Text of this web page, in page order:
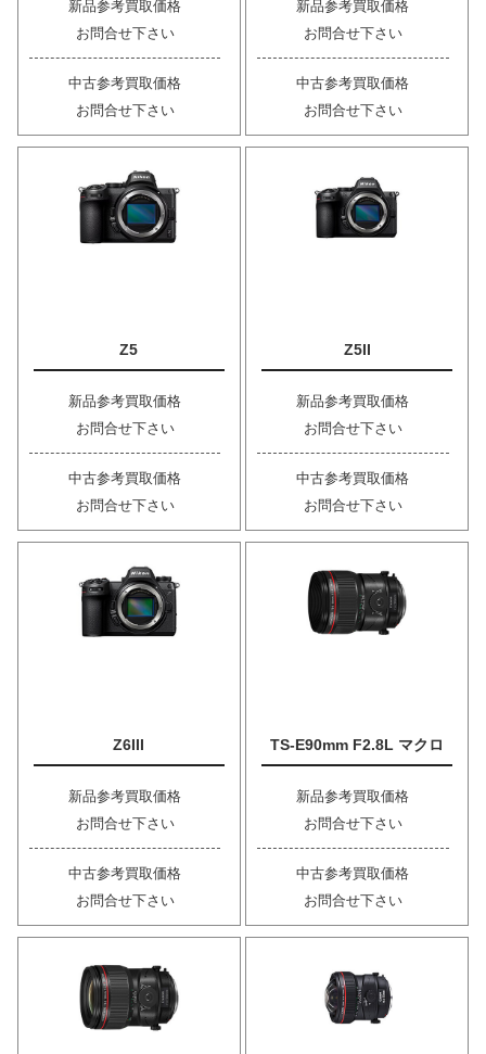
新品参考買取価格
お問合せ下さい
中古参考買取価格
お問合せ下さい
新品参考買取価格
お問合せ下さい
中古参考買取価格
お問合せ下さい
Z5
新品参考買取価格
お問合せ下さい
中古参考買取価格
お問合せ下さい
Z5II
新品参考買取価格
お問合せ下さい
中古参考買取価格
お問合せ下さい
Z6III
新品参考買取価格
お問合せ下さい
中古参考買取価格
お問合せ下さい
TS-E90mm F2.8L マクロ
新品参考買取価格
お問合せ下さい
中古参考買取価格
お問合せ下さい